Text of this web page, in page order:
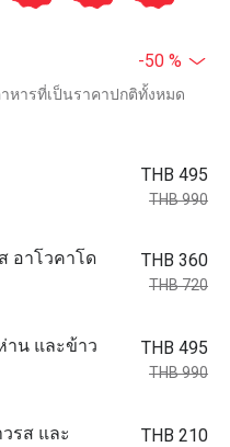
-50 %
หารที่เป็นราคาปกติทั้งหมด
THB 495
THB 990
อาโวคาโด
THB 360
THB 720
าน และข้าว
THB 495
THB 990
รส และ
THB 210